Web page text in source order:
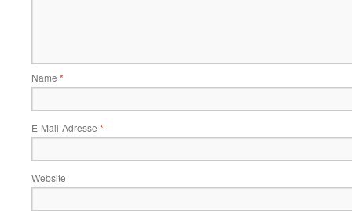
Name *
E-Mail-Adresse *
Website